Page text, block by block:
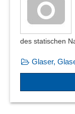
des statischen
Glaser,